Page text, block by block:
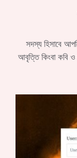
সদস্য হিসাবে
আবৃত্তি কিংবা কবি